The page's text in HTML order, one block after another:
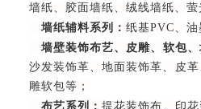
墙纸、胶面墙纸、绒线墙纸、萤
墙纸辅料系列： 纸基PVC、油
墙壁装饰布艺、皮雕、软包、
沙发装饰革、地面装饰革、皮
雕软包等；
布艺系列：提花装饰布、印